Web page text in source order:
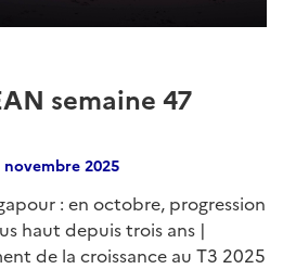
semaine 47
novembre 2025
: en octobre, progression
haut depuis trois ans |
de la croissance au T3 2025